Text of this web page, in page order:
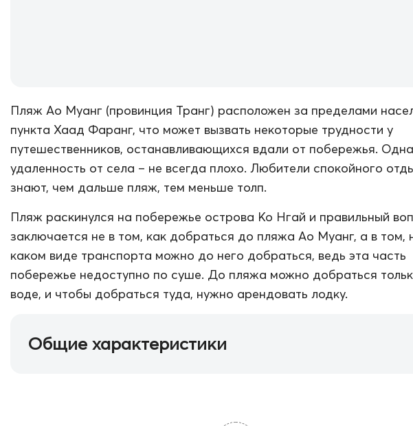
Пляж Ао Муанг (провинция Транг) расположен за пределами
пункта Хаад Фаранг, что может вызвать некоторые трудности у
путешественников, останавливающихся вдали от побережья.
удаленность от села – не всегда плохо. Любители спокойного
знают, чем дальше пляж, тем меньше толп.
Пляж раскинулся на побережье острова Ко Нгай и правильный
заключается не в том, как добраться до пляжа Ао Муанг, а в том,
каком виде транспорта можно до него добраться, ведь эта часть
побережье недоступно по суше. До пляжа можно добраться
воде, и чтобы добраться туда, нужно арендовать лодку.
Общие характеристики